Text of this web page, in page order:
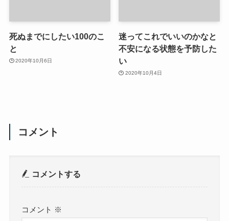
死ぬまでにしたい100のこ
と
2020年10月6日
迷ってこれでいいのかなと
不安になる状態を予防した
い
2020年10月4日
コメント
コメントする
コメント ※